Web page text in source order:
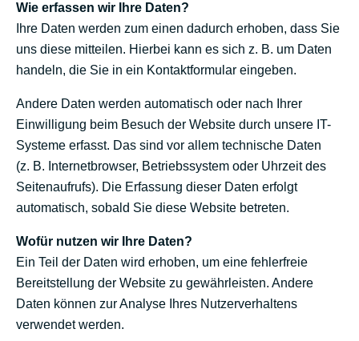
Wie erfassen wir Ihre Daten?
Ihre Daten werden zum einen dadurch erhoben, dass Sie
uns diese mitteilen. Hierbei kann es sich z. B. um Daten
handeln, die Sie in ein Kontaktformular eingeben.
Andere Daten werden automatisch oder nach Ihrer
Einwilligung beim Besuch der Website durch unsere IT-
Systeme erfasst. Das sind vor allem technische Daten
(z. B. Internetbrowser, Betriebssystem oder Uhrzeit des
Seitenaufrufs). Die Erfassung dieser Daten erfolgt
automatisch, sobald Sie diese Website betreten.
Wofür nutzen wir Ihre Daten?
Ein Teil der Daten wird erhoben, um eine fehlerfreie
Bereitstellung der Website zu gewährleisten. Andere
Daten können zur Analyse Ihres Nutzerverhaltens
verwendet werden.